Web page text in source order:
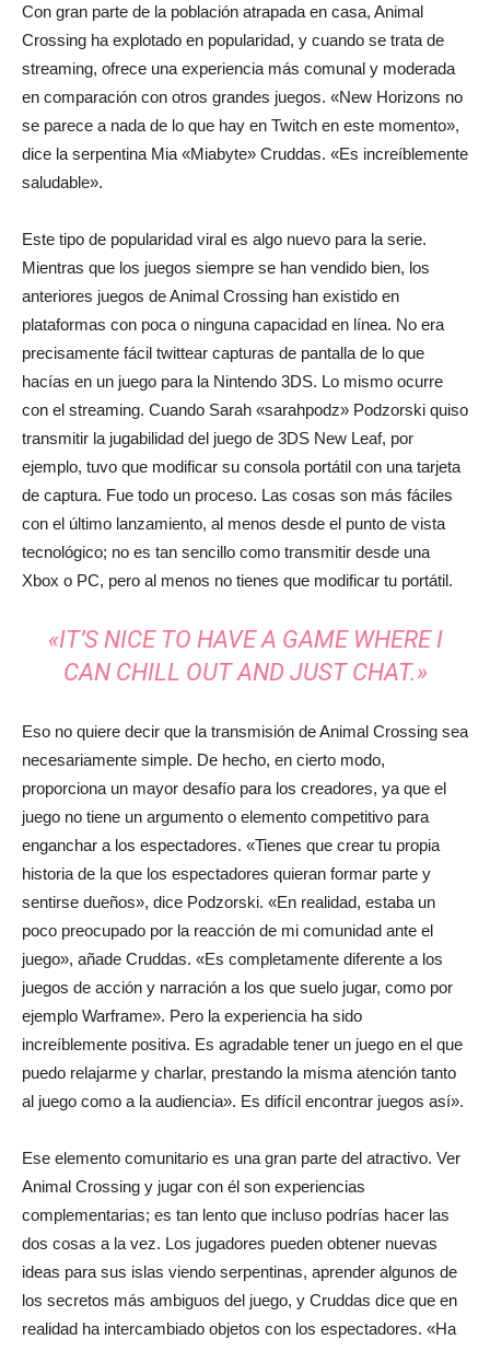
momento
Con gran parte de la población atrapada en casa, Animal
Crossing ha explotado en popularidad, y cuando se trata de
streaming, ofrece una experiencia más comunal y moderada
en comparación con otros grandes juegos. «New Horizons no
se parece a nada de lo que hay en Twitch en este momento»,
dice la serpentina Mia «Miabyte» Cruddas. «Es increíblemente
saludable».
Este tipo de popularidad viral es algo nuevo para la serie.
Mientras que los juegos siempre se han vendido bien, los
anteriores juegos de Animal Crossing han existido en
plataformas con poca o ninguna capacidad en línea. No era
precisamente fácil twittear capturas de pantalla de lo que
hacías en un juego para la Nintendo 3DS. Lo mismo ocurre
con el streaming. Cuando Sarah «sarahpodz» Podzorski quiso
transmitir la jugabilidad del juego de 3DS New Leaf, por
ejemplo, tuvo que modificar su consola portátil con una tarjeta
de captura. Fue todo un proceso. Las cosas son más fáciles
con el último lanzamiento, al menos desde el punto de vista
tecnológico; no es tan sencillo como transmitir desde una
Xbox o PC, pero al menos no tienes que modificar tu portátil.
«IT’S NICE TO HAVE A GAME WHERE I
CAN CHILL OUT AND JUST CHAT.»
Eso no quiere decir que la transmisión de Animal Crossing sea
necesariamente simple. De hecho, en cierto modo,
proporciona un mayor desafío para los creadores, ya que el
juego no tiene un argumento o elemento competitivo para
enganchar a los espectadores. «Tienes que crear tu propia
historia de la que los espectadores quieran formar parte y
sentirse dueños», dice Podzorski. «En realidad, estaba un
poco preocupado por la reacción de mi comunidad ante el
juego», añade Cruddas. «Es completamente diferente a los
juegos de acción y narración a los que suelo jugar, como por
ejemplo Warframe». Pero la experiencia ha sido
increíblemente positiva. Es agradable tener un juego en el que
puedo relajarme y charlar, prestando la misma atención tanto
al juego como a la audiencia». Es difícil encontrar juegos así».
Ese elemento comunitario es una gran parte del atractivo. Ver
Animal Crossing y jugar con él son experiencias
complementarias; es tan lento que incluso podrías hacer las
dos cosas a la vez. Los jugadores pueden obtener nuevas
ideas para sus islas viendo serpentinas, aprender algunos de
los secretos más ambiguos del juego, y Cruddas dice que en
realidad ha intercambiado objetos con los espectadores. «Ha